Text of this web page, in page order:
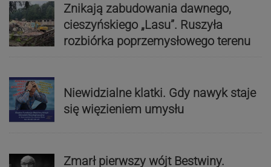
Znikają zabudowania dawnego,
cieszyńskiego „Lasu”. Ruszyła
rozbiórka poprzemysłowego terenu
Niewidzialne klatki. Gdy nawyk staje
się więzieniem umysłu
Zmarł pierwszy wójt Bestwiny.